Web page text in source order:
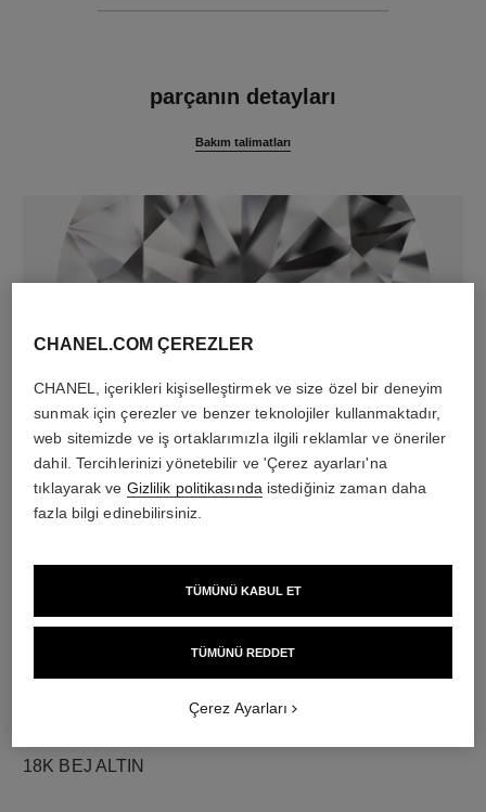
parçanın detayları
Bakım talimatları
pırlantalar
Toplam 0,47 karat, 37 adet yuvarlak kesim pırlanta
Her bir tasarımın özellikleri kendine özgüdür**
18K BEJ ALTIN
CHANEL.COM ÇEREZLER
CHANEL, içerikleri kişiselleştirmek ve size özel bir deneyim
sunmak için çerezler ve benzer teknolojiler kullanmaktadır,
web sitemizde ve iş ortaklarımızla ilgili reklamlar ve öneriler
dahil. Tercihlerinizi yönetebilir ve 'Çerez ayarları'na
tıklayarak ve Gizlilik politikasında istediğiniz zaman daha
fazla bilgi edinebilirsiniz.
TÜMÜNÜ REDDET
TÜMÜNÜ KABUL ET
Çerez Ayarları